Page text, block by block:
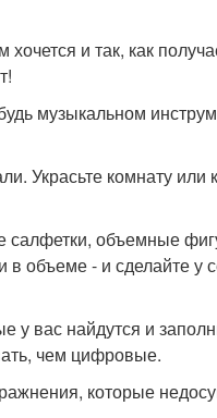
и так, как
музыкальном
Украсьте комнату или
салфетки, объемные
объеме - и сделайте у
у вас найдутся и
чем цифровые.
которые